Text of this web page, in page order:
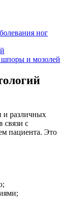
ног
шпоры и мозолей
и различных
связи с
пациента. Это